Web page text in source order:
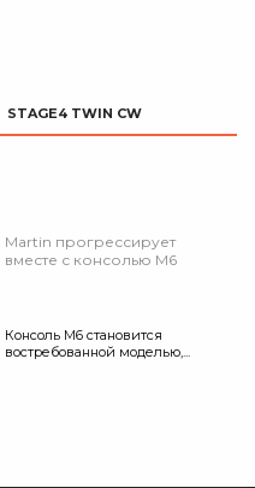
STAGE4 TWIN CW
Martin прогрессирует
вместе с консолью М6
Консоль М6 становится
востребованной моделью,...